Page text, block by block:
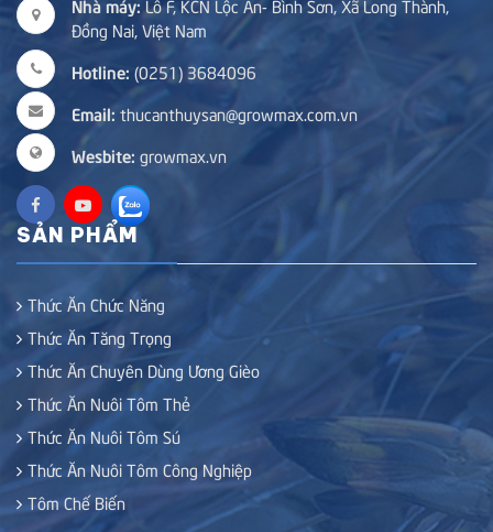
Lô F, KCN Lộc An- Bình Sơn, Xã Long Thành,
Đồng Nai, Việt Nam
Hotline: (0251) 3684096
Email: thucanthuysan@growmax.com.vn
Wesbite: growmax.vn
SẢN PHẨM
Thức Ăn Chức Năng
Thức Ăn Tăng Trọng
Thức Ăn Chuyên Dùng Ương Gièo
Thức Ăn Nuôi Tôm Thẻ
Thức Ăn Nuôi Tôm Sú
Thức Ăn Nuôi Tôm Công Nghiệp
Tôm Chế Biến